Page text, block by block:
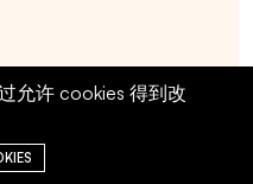
允许 cookies 得到改